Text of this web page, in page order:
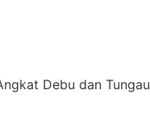
Debu dan Tungau